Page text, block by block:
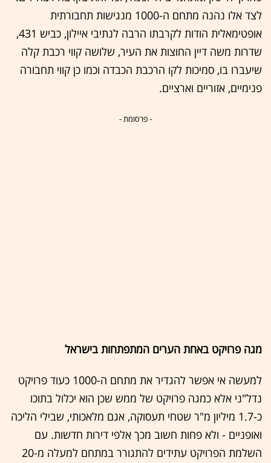
לצד אלו נהנה מתחם ה-1000 מנגישות תחבורתית
אופטימאלית הודות לקרבתו הרבה לנתיבי איילון, כביש 431,
שדרות משה דיין החוצות את העיר, שלושה קווי רכבת קלה
שיעברו בו, סמיכות לקו הרכבת הכבדה וכמו כן קווי תחבורה
פנימיים, אזוריים וארציים.
- פרסומת -
מגה פרויקט באחת הערים המתפתחות בישראל
למעשה אי אפשר להגדיר את מתחם ה-1000 כעוד פרויקט
נדל"ני אלא כמגה פרויקט של ממש שכן הוא יכלול בתוכו
כ-1.7 מיליון מ"ר שטחי תעסוקה, אגם מלאכותי, שבילי הליכה
ואופניים - ולא פחות חשוב מכך אלפי דירות חדשות. עם
השלמת הפרויקט עתידים להתגורר במתחם למעלה מ-20